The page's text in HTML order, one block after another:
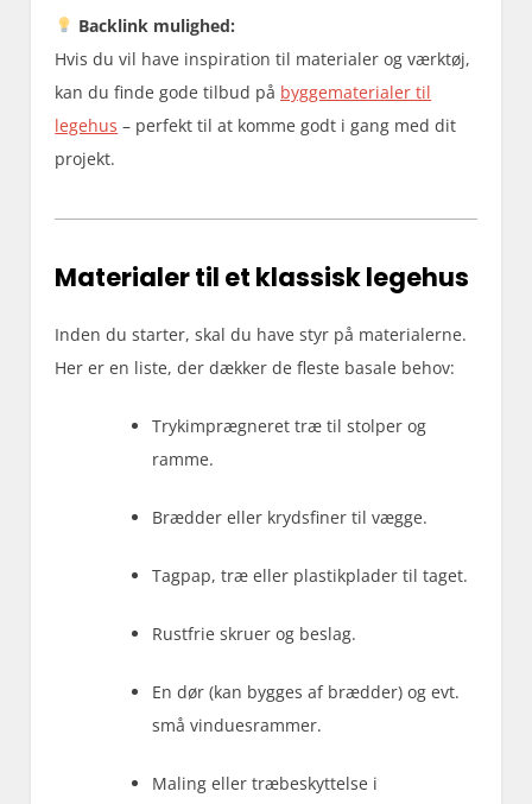
Backlink mulighed:
Hvis du vil have inspiration til materialer og værktøj,
kan du finde gode tilbud på byggematerialer til
legehus – perfekt til at komme godt i gang med dit
projekt.
Materialer til et klassisk legehus
Inden du starter, skal du have styr på materialerne.
Her er en liste, der dækker de fleste basale behov:
Trykimprægneret træ til stolper og
ramme.
Brædder eller krydsfiner til vægge.
Tagpap, træ eller plastikplader til taget.
Rustfrie skruer og beslag.
En dør (kan bygges af brædder) og evt.
små vinduesrammer.
Maling eller træbeskyttelse i